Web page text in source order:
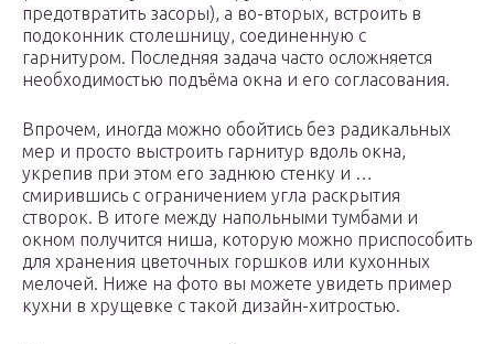
предотвратить засоры), а во-вторых, встроить в
подоконник столешницу, соединенную с
гарнитуром. Последняя задача часто осложняется
необходимостью подъёма окна и его согласования.
Впрочем, иногда можно обойтись без радикальных
мер и просто выстроить гарнитур вдоль окна,
укрепив при этом его заднюю стенку и …
смирившись с ограничением угла раскрытия
створок. В итоге между напольными тумбами и
окном получится ниша, которую можно приспособить
для хранения цветочных горшков или кухонных
мелочей. Ниже на фото вы можете увидеть пример
кухни в хрущевке с такой дизайн-хитростью.